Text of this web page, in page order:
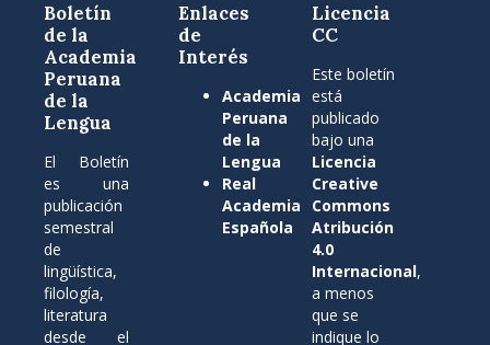
Boletín
de la
Academia
Peruana
de la
Lengua
El Boletín
es una
publicación
semestral
de
lingüística,
filología,
literatura
desde el
Enlaces
de
Interés
Academia
Peruana
de la
Lengua
Real
Academia
Española
Licencia
CC
Este boletín
está
publicado
bajo una
Licencia
Creative
Commons
Atribución
4.0
Internacional,
a menos
que se
indique lo